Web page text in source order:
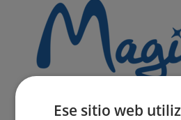
Ese sitio web